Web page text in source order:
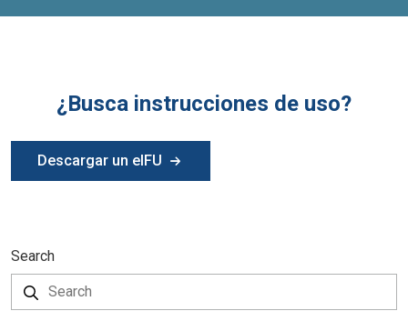
¿Busca instrucciones de uso?
Descargar un eIFU
Search